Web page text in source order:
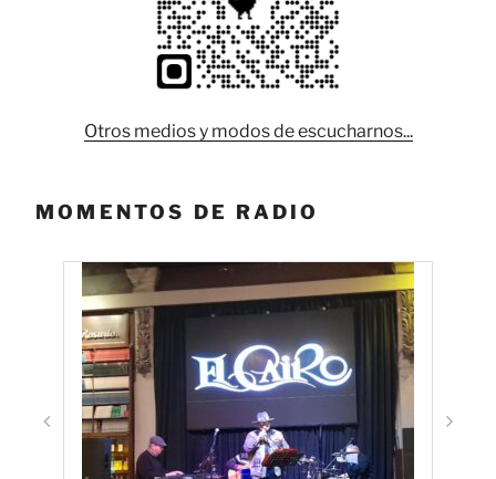
Otros medios y modos de escucharnos...
MOMENTOS DE RADIO